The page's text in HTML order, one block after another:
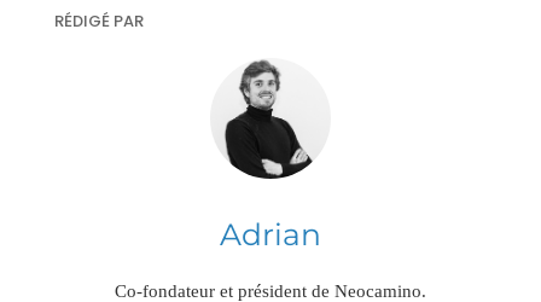
RÉDIGÉ PAR
Adrian
Co-fondateur et président de Neocamino.